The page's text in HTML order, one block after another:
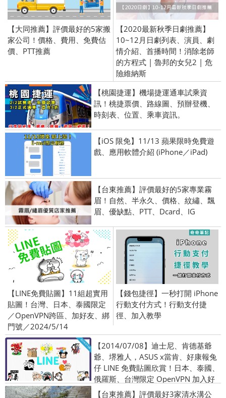
【大同推薦】評價最好的5家搬
家公司！價格、費用、免費估
價、PTT推薦
【2020最新秋季日劇推薦】
10~12月日劇列表、演員、劇
情介紹、首播時間！消除老師
的方程式 | 魯邦的女兒2 | 危
險維納斯
【桃園捷運】機場捷運通車試乘資
訊！桃捷票價、路線圖、預辦登機、
時刻表、位置、乘車資訊。
【iOS 限免】11/13 蘋果限時免費遊
戲、應用軟體介紹 (iPhone／iPad)
【台東推薦】評價最好的5家專業霧
眉！自然、半永久、價格、紋繡、飄
眉、優缺點、PTT、Dcard、IG
【LINE免費貼圖】11組超實用
貼圖！台灣、日本、泰國限定
／OpenVPN跨區、加好友、綁
門號／2024/5/14
【錢包捷徑】一秒打開 iPhone
行動支付方式！行動支付捷
徑、加入教學
【2014/07/08】迪士尼、肯德基爺
爺、堺雅人，ASUS x當肯、好康報兔
仔 LINE 免費貼圖欣賞！日本、泰國、
俄羅斯、台灣限定 OpenVPN 加入好
友【台東推薦】評價最好3家清水溝公